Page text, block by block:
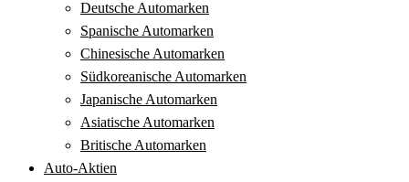
Deutsche Automarken
Spanische Automarken
Chinesische Automarken
Südkoreanische Automarken
Japanische Automarken
Asiatische Automarken
Britische Automarken
Auto-Aktien